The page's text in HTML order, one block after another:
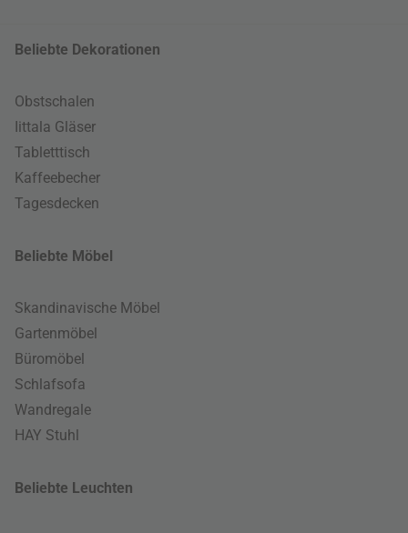
Beliebte Dekorationen
Obstschalen
Iittala Gläser
Tabletttisch
Kaffeebecher
Tagesdecken
Beliebte Möbel
Skandinavische Möbel
Gartenmöbel
Büromöbel
Schlafsofa
Wandregale
HAY Stuhl
Beliebte Leuchten